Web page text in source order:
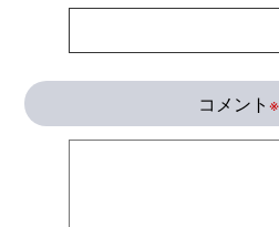
コメント※